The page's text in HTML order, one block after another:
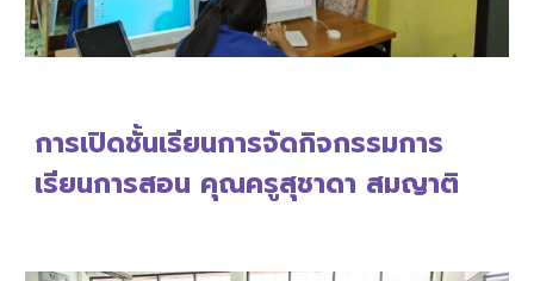
การเปิดชั้นเรียนการจัดกิจกรรมการ
เรียนการสอน คุณครูสุชาดา สมญาติ